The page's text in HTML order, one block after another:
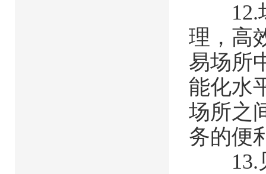
12.场
理，高
易场所
能化水
场所之
务的便
13.见